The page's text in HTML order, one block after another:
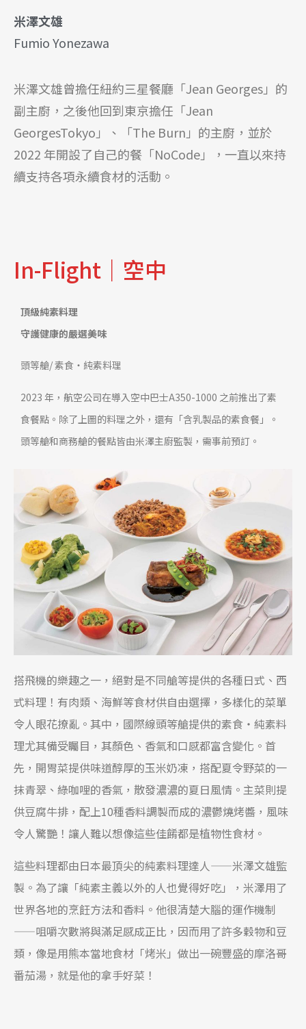
米澤文雄
Fumio Yonezawa
米澤文雄曾擔任紐約三星餐廳「Jean Georges」的
副主廚，之後他回到東京擔任「Jean
GeorgesTokyo」、「The Burn」的主廚，並於
2022 年開設了自己的餐「NoCode」，一直以來持
續支持各項永續食材的活動。
In-Flight｜空中
頂級純素料理
守護健康的嚴選美味
頭等艙/ 素食・純素料理
2023 年，航空公司在導入空中巴士A350-1000 之前推出了素
食餐點。除了上圖的料理之外，還有「含乳製品的素食餐」。
頭等艙和商務艙的餐點皆由米澤主廚監製，需事前預訂。
搭飛機的樂趣之一，絕對是不同艙等提供的各種日式、西
式料理！有肉類、海鮮等食材供自由選擇，多樣化的菜單
令人眼花撩亂。其中，國際線頭等艙提供的素食・純素料
理尤其備受矚目，其顏色、香氣和口感都富含變化。首
先，開胃菜提供味道醇厚的玉米奶凍，搭配夏令野菜的一
抹青翠、綠咖哩的香氣，散發濃濃的夏日風情。主菜則提
供豆腐牛排，配上10種香料調製而成的濃鬱燒烤醬，風味
令人驚艷！讓人難以想像這些佳餚都是植物性食材。
這些料理都由日本最頂尖的純素料理達人——米澤文雄監
製。為了讓「純素主義以外的人也覺得好吃」，米澤用了
世界各地的烹飪方法和香料。他很清楚大腦的運作機制
——咀嚼次數將與滿足感成正比，因而用了許多穀物和豆
類，像是用熊本當地食材「烤米」做出一碗豐盛的摩洛哥
番茄湯，就是他的拿手好菜！